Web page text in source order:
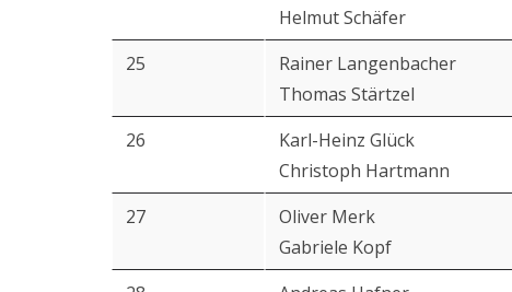
Helmut Schäfer
25
Rainer Langenbacher
Thomas Stärtzel
26
Karl-Heinz Glück
Christoph Hartmann
27
Oliver Merk
Gabriele Kopf